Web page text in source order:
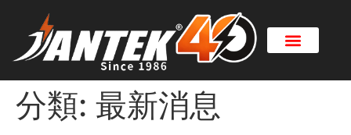
分類: 最新消息